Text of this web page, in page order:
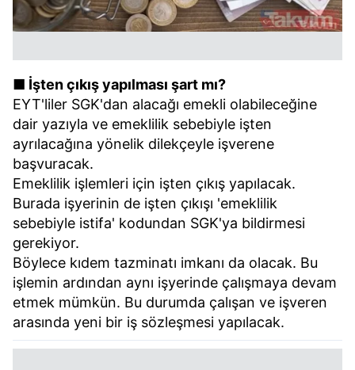
■ İşten çıkış yapılması şart mı?
EYT'liler SGK'dan alacağı emekli olabileceğine
dair yazıyla ve emeklilik sebebiyle işten
ayrılacağına yönelik dilekçeyle işverene
başvuracak.
Emeklilik işlemleri için işten çıkış yapılacak.
Burada işyerinin de işten çıkışı 'emeklilik
sebebiyle istifa' kodundan SGK'ya bildirmesi
gerekiyor.
Böylece kıdem tazminatı imkanı da olacak. Bu
işlemin ardından aynı işyerinde çalışmaya devam
etmek mümkün. Bu durumda çalışan ve işveren
arasında yeni bir iş sözleşmesi yapılacak.